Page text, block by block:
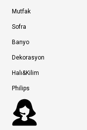
Mutfak
Sofra
Banyo
Dekorasyon
Halı&Kilim
Philips